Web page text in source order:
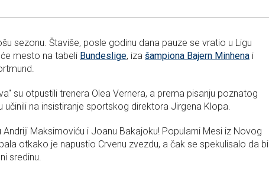
sezonu. Štaviše, posle godinu dana pauze se vratio u Ligu
mesto na tabeli Bundeslige, iza šampiona Bajern Minhena i
su otpustili trenera Olea Vernera, a prema pisanju poznatog
učinili na insistiranje sportskog direktora Jirgena Klopa.
Maksimoviću i Joanu Bakajoku! Popularni Mesi iz Novog
otkako je napustio Crvenu zvezdu, a čak se spekulisalo da bi
sredinu.